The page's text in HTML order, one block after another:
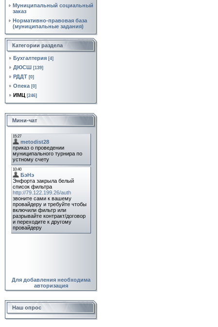
Муниципальный социальный
заказ
Нормативно‑правовая база
(муниципальные задания)
Категории раздела
Бухгалтерия [4]
ДЮСШ [139]
РДДТ [0]
Опека [0]
ИМЦ [246]
Мини-чат
Для добавления необходима
авторизация
Наш опрос